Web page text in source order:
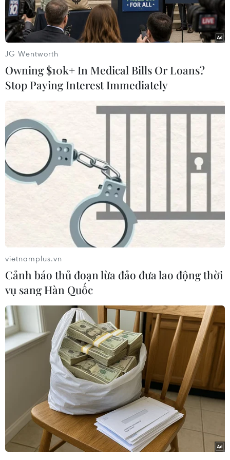
phương thực hiện 16 dự án trọng điểm điều tra cơ
bản tài nguyên, môi trường biển và hải đảo.
Quần đảo Cát bà góc nhìn từ trên cao. (Ảnh: TTXVN)
Bộ trưởng Bộ Tài nguyên và Môi trường Trần
Hồng Hà vừa ký Quyết định ban hành Kế hoạch
triển khai Chương trình trọng điểm điều tra cơ
bản tài nguyên, môi trường biển và hải đảo đến
Bộ này chủ trì thực hiện bằng nguồn kinh phí
sự nghiệp kinh tế lên tới gần 2.500 tỷ đồng.
đoạn, bắt đầu từ năm 2020 đến năm 2030.
Trong đó, dự án có nguồn kinh phí lớn nhất lên
tới 500 tỷ đồng là “Thành lập, hệ thống hóa bản
đồ địa hình đáy biển tỷ lệ lớn 1:10.000, tỷ lệ
trung bình 1:50.000 và tỷ lệ nhỏ 1:250.000,
1:500.000 trên toàn vùng biển Việt Nam phục vụ
chiến lược phát triển bền vững kinh tế biển đến
năm 2030, tầm nhìn đến năm 2045.”
Dự án này do Tổng cục Biển và Hải đảo Việt
Nam chủ trì phối hợp với các đơn vị trực thuộc
JG Wentworth
Owning $10k+ In Medical Bills Or Loans?
Stop Paying Interest Immediately
vietnamplus.vn
Cảnh báo thủ đoạn lừa đảo đưa lao động thời
vụ sang Hàn Quốc